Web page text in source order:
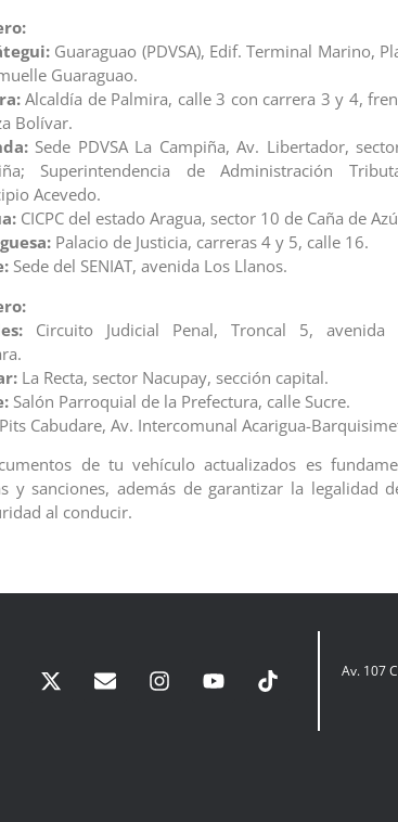
Guaraguao (PDVSA), Edif. Terminal Marino,
Guaraguao.
Alcaldía de Palmira, calle 3 con carrera 3 y 4,
Bolívar.
Sede PDVSA La Campiña, Av. Libertador,
Superintendencia de Administración
Acevedo.
CICPC del estado Aragua, sector 10 de Caña de
Palacio de Justicia, carreras 4 y 5, calle 16.
Sede del SENIAT, avenida Los Llanos.
Circuito Judicial Penal, Troncal 5, avenida
La Recta, sector Nacupay, sección capital.
Salón Parroquial de la Prefectura, calle Sucre.
Cabudare, Av. Intercomunal Acarigua-
de tu vehículo actualizados es
y sanciones, además de garantizar la legalidad
al conducir.
Av. 107